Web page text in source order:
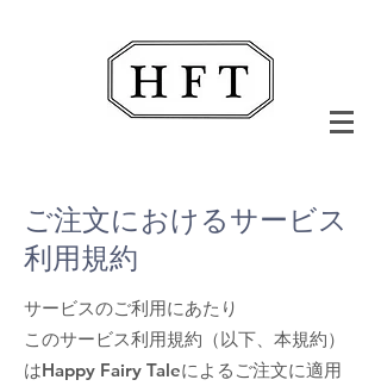
ご注文におけるサービス
利用規約​
サービスのご利用にあたり
このサービス利用規約（以下、本規約）
はHappy Fairy Taleによるご注文に適用